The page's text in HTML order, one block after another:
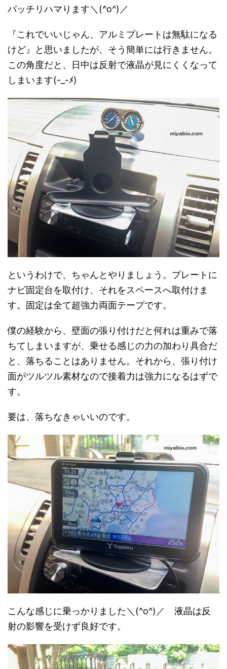
バッチリハマります＼(^o^)／
『これでいいじゃん、アルミプレートは無駄になる
けど』と思いましたが、そう簡単には行きません。
この角度だと、日中は反射で液晶が見にくくなって
しまいます(-_-ﾒ)
というわけで、ちゃんとやりましょう。プレートに
ナビ固定台を取付け、それをスペースへ取付けま
す。固定は全て超強力両面テープです。
僕の経験から、壁面の張り付けだと何れは重みで落
ちてしまいますが、乗せる感じの力の加わり具合だ
と、落ちることはありません。それから、張り付け
面がツルツル素材なので接着力は強力になるはずで
す。
要は、落ちなきゃいいのです。
こんな感じに乗っかりました＼(^o^)／ 液晶は反
射の影響を受けず良好です。